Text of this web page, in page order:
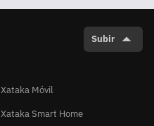
Subir
Xataka Móvil
Xataka Smart Home